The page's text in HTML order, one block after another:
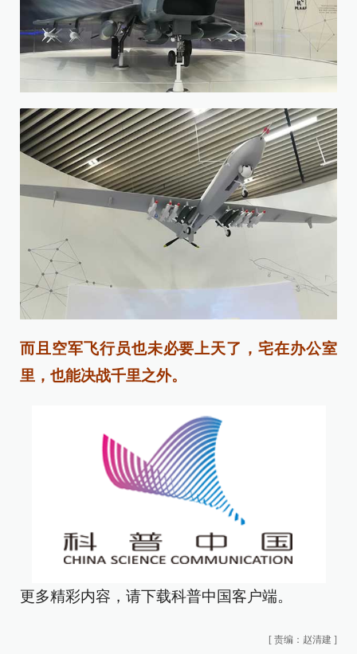
而且空军飞行员也未必要上天了，宅在办公室
里，也能决战千里之外。
更多精彩内容，请下载科普中国客户端。
[ 责编：赵清建 ]